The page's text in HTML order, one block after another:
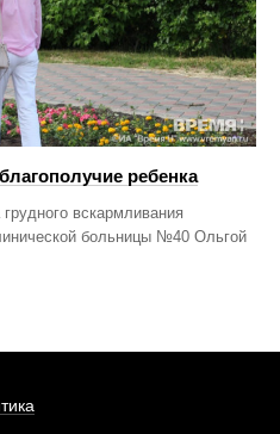
ребенка
вскармливания
больницы №40 Ольгой